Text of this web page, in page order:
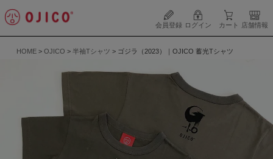
会員登録 ログイン カート 店舗情報
HOME OJICO 半袖Tシャツ ゴジラ（2023）｜OJICO 蓄光Tシャツ